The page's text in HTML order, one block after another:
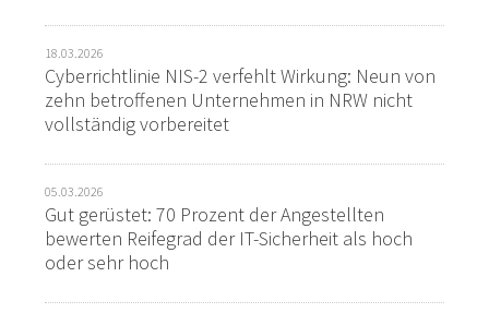
18.03.2026
Cyberrichtlinie NIS-2 verfehlt Wirkung: Neun von
zehn betroffenen Unternehmen in NRW nicht
vollständig vorbereitet
05.03.2026
Gut gerüstet: 70 Prozent der Angestellten
bewerten Reifegrad der IT-Sicherheit als hoch
oder sehr hoch